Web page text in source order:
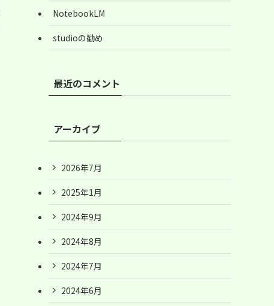
NotebookLM
studioの勧め
最近のコメント
アーカイブ
2026年7月
2025年1月
2024年9月
2024年8月
2024年7月
2024年6月